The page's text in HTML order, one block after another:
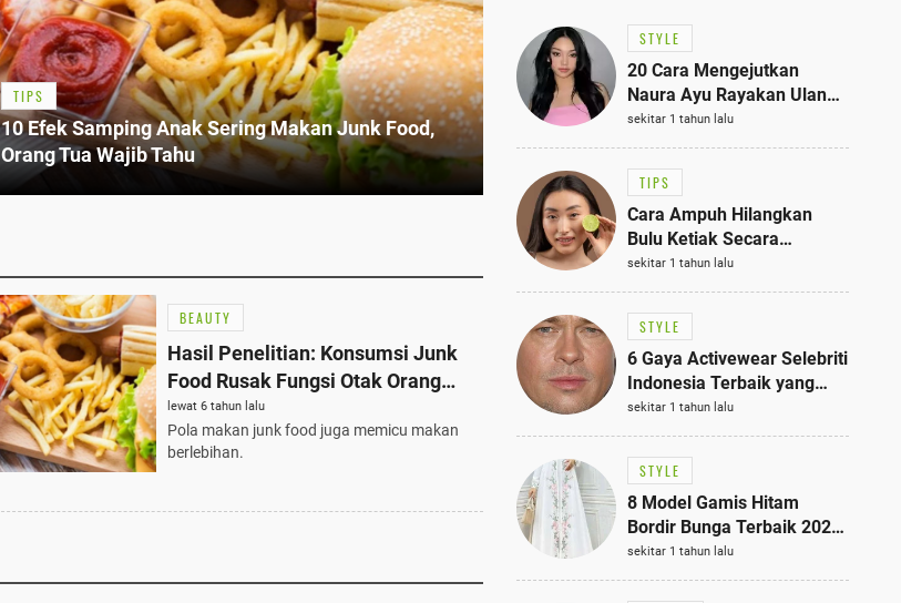
TIPS
10 Efek Samping Anak Sering Makan Junk Food,
Orang Tua Wajib Tahu
BEAUTY
Hasil Penelitian: Konsumsi Junk
Food Rusak Fungsi Otak Orang
Muda
lewat 6 tahun lalu
Pola makan junk food juga memicu makan
berlebihan.
STYLE
20 Cara Mengejutkan
Naura Ayu Rayakan Ulang
Tahun di Panti Asuhan,
Terlihat Anggun dengan
Kaftan Cokelat
sekitar 1 tahun lalu
TIPS
Cara Ampuh Hilangkan
Bulu Ketiak Secara
Permanen dalam 5
Langkah Sederhana
sekitar 1 tahun lalu
STYLE
6 Gaya Activewear Selebriti
Indonesia Terbaik yang
Bisa Jadi Inspirasi
Fashionmu
sekitar 1 tahun lalu
STYLE
8 Model Gamis Hitam
Bordir Bunga Terbaik 2025,
Stylish untuk Hangout
hingga Acara Semi-Formal
sekitar 1 tahun lalu